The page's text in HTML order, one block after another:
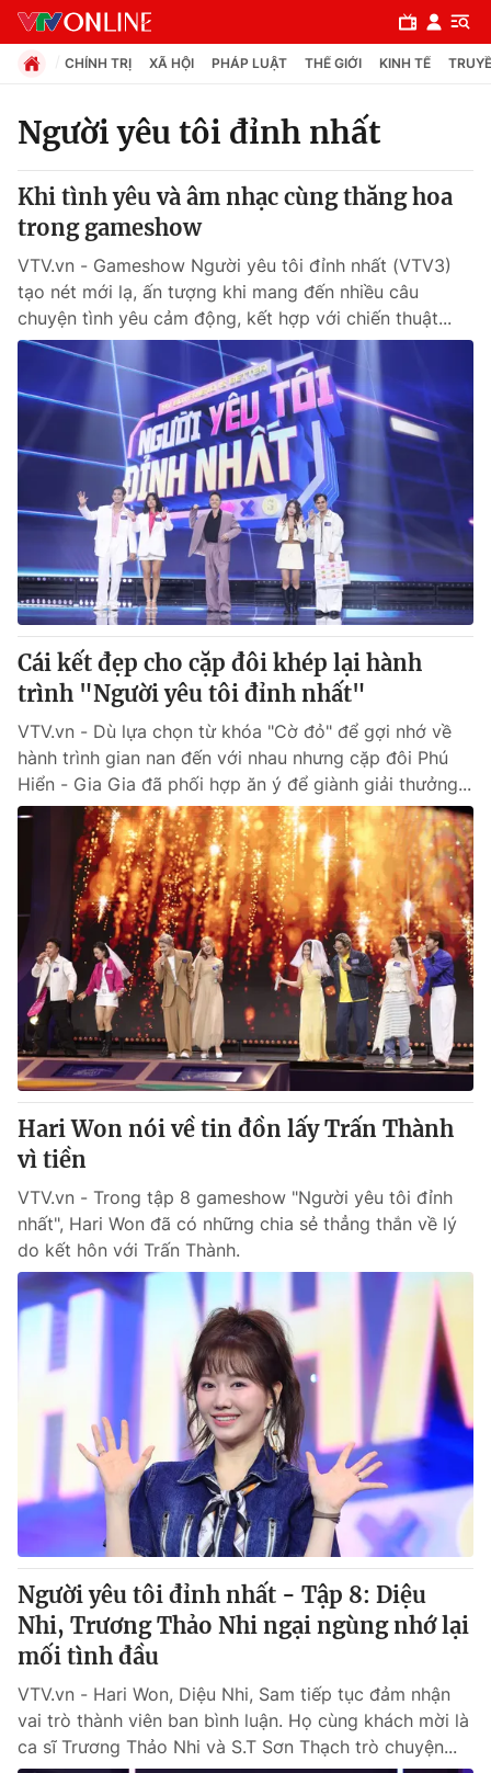
Chuyên mục
Chính trị
Xã hội
Pháp luật
Y tế
Thế giới
Tin tức
Thế giới đó đây
Câu chuyện quốc tế
Kinh tế
Tài chính
Thị trường
Góc doanh nghiệp
Dữ liệu và đời sống
Truyền hình
Hậu trường
Nhân vật
Khán giả
Giải sao mai
Giải trí
Điện ảnh
Âm nhạc
Đời sống
Làm đẹp
Chất lượng cuộc sống
Giáo dục
Tuyển sinh
Học trực tuyến
Công nghệ
Hitech Công nghệ tương lai
Sản phẩm
Thị trường
Tư vấn
Giao lưu trực tuyến
Lịch phát sóng
Chuyên mục khác
Emagazine
Photo Infographic
Video Shorts video
VTV Money VTV Thể thao
VTV Sức khoẻ Bất động sản
Thị trường 24h Tấm lòng Việt
VTV4 Vươn mình bằng AI
VTV9 VTV8
CHÍNH TRỊ XÃ HỘI PHÁP LUẬT THẾ GIỚI KINH TẾ
Người yêu tôi đỉnh nhất
Khi tình yêu và âm nhạc cùng thăng hoa
trong gameshow
VTV.vn - Gameshow Người yêu tôi đỉnh nhất (VTV3)
tạo nét mới lạ, ấn tượng khi mang đến nhiều câu
chuyện tình yêu cảm động, kết hợp với chiến thuật...
Cái kết đẹp cho cặp đôi khép lại hành
trình "Người yêu tôi đỉnh nhất"
VTV.vn - Dù lựa chọn từ khóa "Cờ đỏ" để gợi nhớ về
hành trình gian nan đến với nhau nhưng cặp đôi Phú
Hiển - Gia Gia đã phối hợp ăn ý để giành giải thưởng...
Hari Won nói về tin đồn lấy Trấn Thành
vì tiền
VTV.vn - Trong tập 8 gameshow "Người yêu tôi đỉnh
nhất", Hari Won đã có những chia sẻ thẳng thắn về lý
do kết hôn với Trấn Thành.
Người yêu tôi đỉnh nhất - Tập 8: Diệu
Nhi, Trương Thảo Nhi ngại ngùng nhớ lại
mối tình đầu
VTV.vn - Hari Won, Diệu Nhi, Sam tiếp tục đảm nhận
vai trò thành viên ban bình luận. Họ cùng khách mời là
ca sĩ Trương Thảo Nhi và S.T Sơn Thạch trò chuyện...